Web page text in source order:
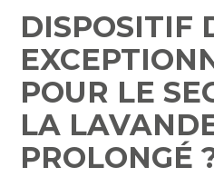
DISPOSITIF
POUR LE
LA
PROLONGÉ